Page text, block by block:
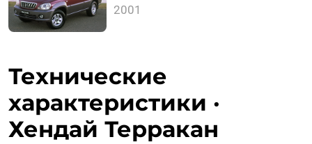
2001
Технические
характеристики ·
Хендай Терракан